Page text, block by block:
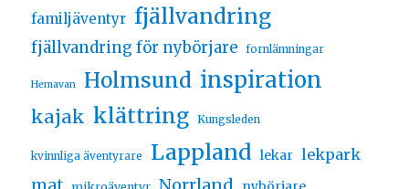
familjäventyr fjällvandring
fjällvandring för nybörjare fornlämningar
Hemavan Holmsund inspiration
kajak klättring Kungsleden
kvinnliga äventyrare Lappland lekar lekpark
Norrland